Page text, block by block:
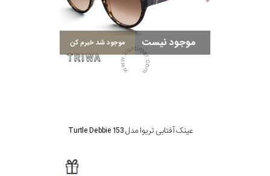
موجود نیست موجود شد خبرم کن
عینک آفتابی تریوا مدل Turtle Debbie 153